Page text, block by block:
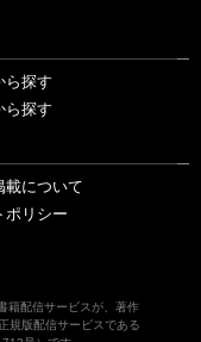
ら探す
ら探す
載について
ポリシー
籍配信サービスが、著作
規版配信サービスである